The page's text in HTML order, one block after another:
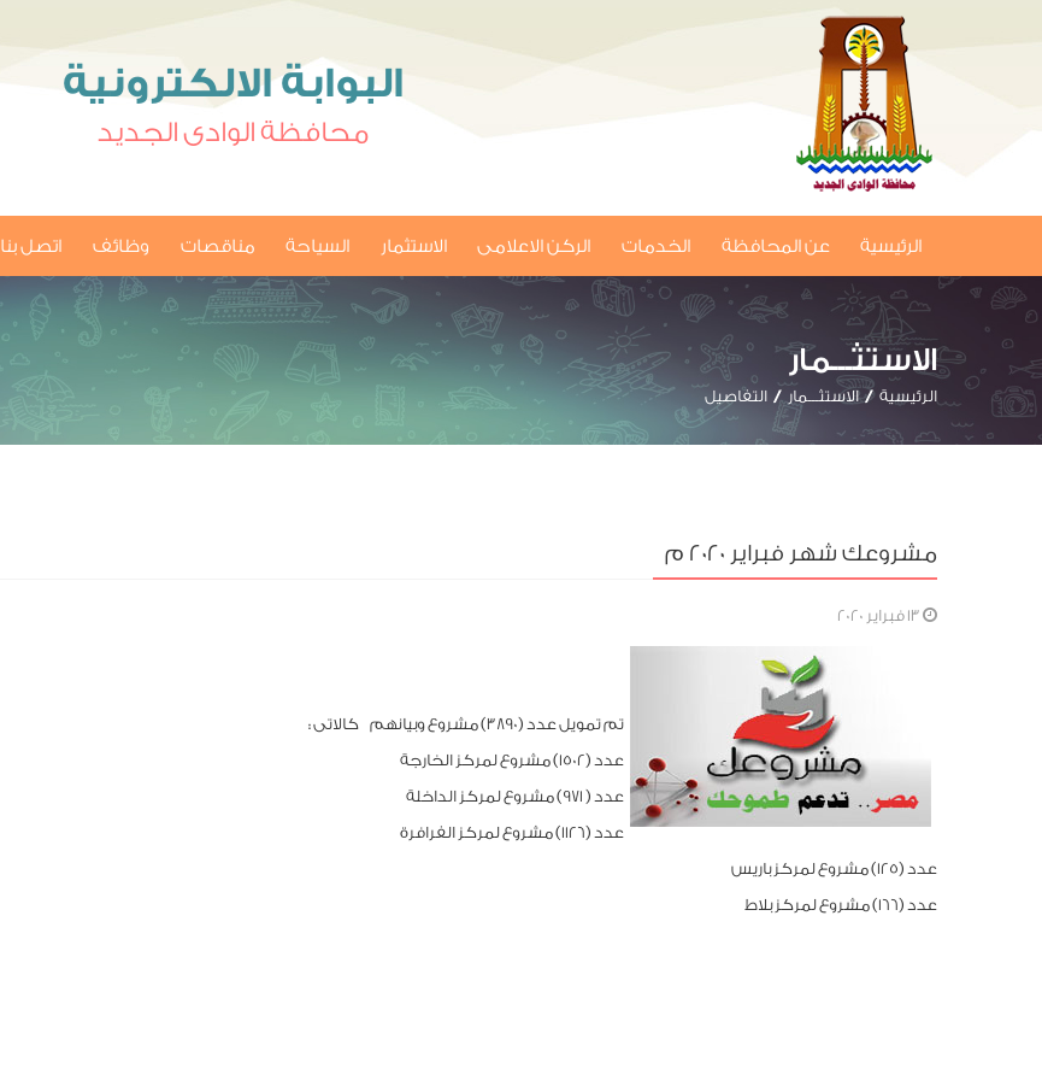
البوابة الالكترونية
محافظة الوادى الجديد
الرئيسية عن المحافظة الخدمات الركن الاعلامى الاستثمار السياحة مناقصات وظائف اتصل بنا
الاستثـــمار
الرئيسية الاستثـــمار التفاصيل
مشروعك شهر فبراير 2020 م
تم تمويل عدد (3890) مشروع وبيانهم كالاتى :
عدد (1502) مشروع لمركز الخارجة
عدد ( 971) مشروع لمركز الداخلة
عدد (1126) مشروع لمركز الفرافرة
عدد (125) مشروع لمركز باريس
عدد (166) مشروع لمركز بلاط